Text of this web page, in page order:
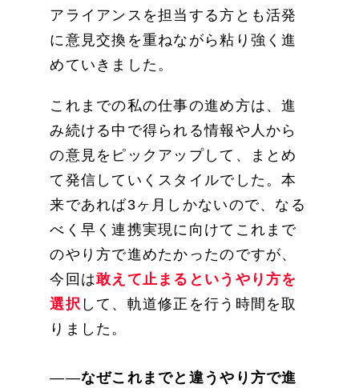
アライアンスを担当する方とも活発
に意見交換を重ねながら粘り強く進
めていきました。
これまでの私の仕事の進め方は、進
み続ける中で得られる情報や人から
の意見をピックアップして、まとめ
て発信していくスタイルでした。本
来であれば3ヶ月しかないので、なる
べく早く連携実現に向けてこれまで
のやり方で進めたかったのですが、
今回は敢えて止まるというやり方を
選択 して、軌道修正を行う時間を取
りました。
――なぜこれまでと違うやり方で進